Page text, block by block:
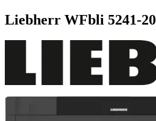
Liebherr WFbli 5241-20